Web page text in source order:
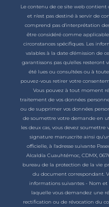
Le contenu de ce site web
et n'est pas destiné à servir de
comprend pas d'interprétation
être considéré comme
circonstances spécifiques. Les
valables à la date d'émission de
garantissons pas qu'elles resteront
été lues ou consultées ou à
pouvez-vous retirer votre
Vous pouvez à tout moment
traitement de vos données
ou de supprimer vos données
de soumettre votre demande en
les deux cas, vous devez
signature manuscrite ainsi
officielle, à l'adresse suivante
Alcaldía Cuauhtémoc, CDMX,
bureau de la protection de la vie
du document correspondant.
informations suivantes - Nom
laquelle vous demandez une
rectification ou de révocation du